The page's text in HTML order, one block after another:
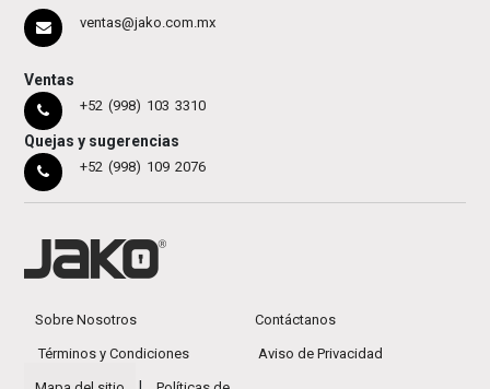
ventas@jako.com.mx
Ventas
+52 (998) 103 3310
Quejas y sugerencias
+52 (998) 109 2076
Sobre Nosotros Contáctanos
Términos y Condiciones Aviso de Privacidad